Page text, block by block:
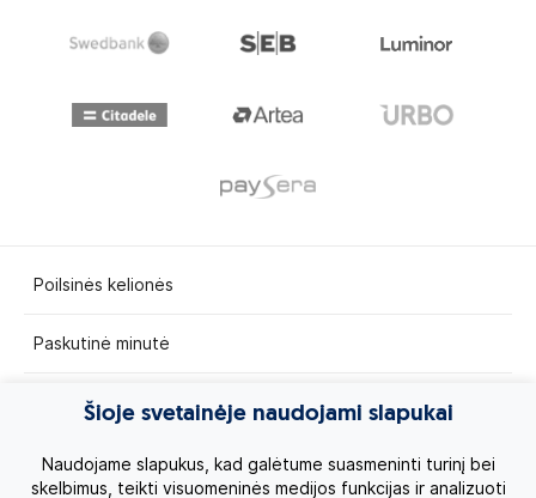
Poilsinės kelionės
Paskutinė minutė
Egzotinės kelionės
Kruizai
Šioje svetainėje naudojami slapukai
Naudojame slapukus, kad galėtume suasmeninti turinį bei
skelbimus, teikti visuomeninės medijos funkcijas ir analizuoti